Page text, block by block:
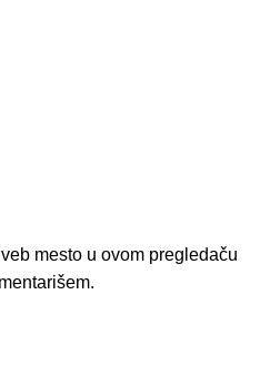
mesto u ovom pregledaču